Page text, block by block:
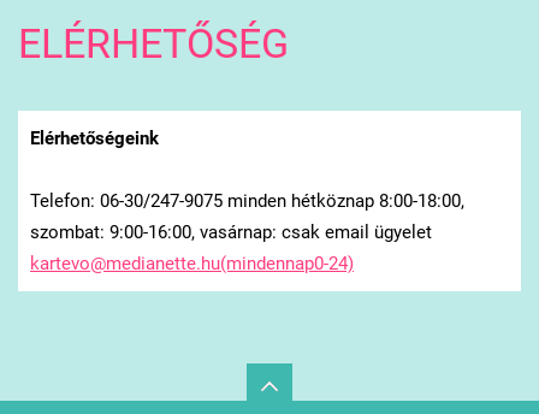
ELÉRHETŐSÉG
Elérhetőségeink
Telefon: 06-30/247-9075 minden hétköznap 8:00-18:00,
szombat: 9:00-16:00, vasárnap: csak email ügyelet
kartevo@medianette.hu(mindennap0-24)